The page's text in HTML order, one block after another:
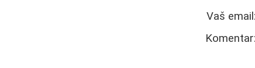
Vaš email:
Komentar: